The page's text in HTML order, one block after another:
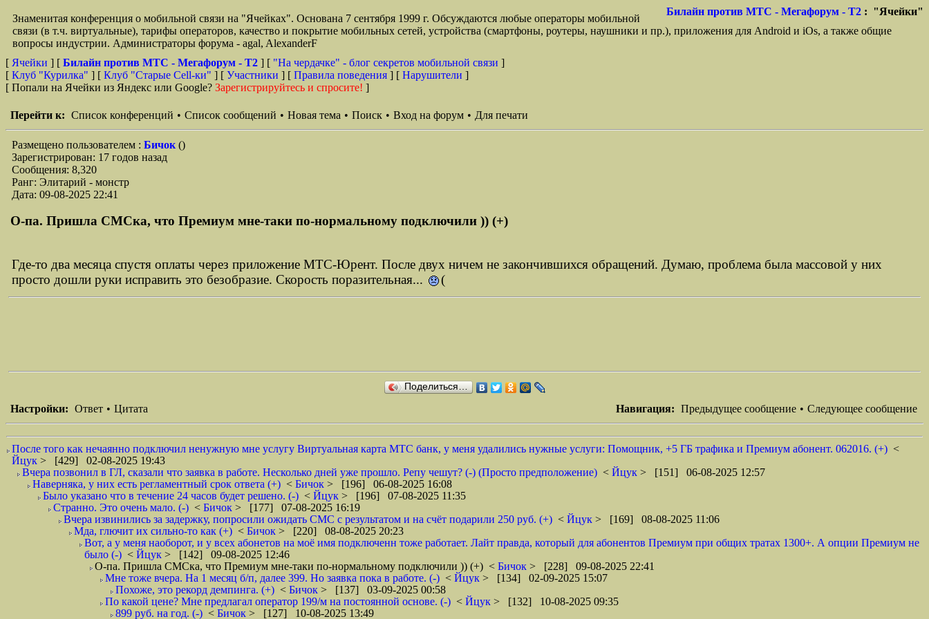
Билайн против МТС - Мегафорум - T2 : "Ячейки"
Знаменитая конференция о мобильной связи на "Ячейках". Основана 7 сентября 1999 г. Обсуждаются любые операторы мобильной
связи (в т.ч. виртуальные), тарифы операторов, качество и покрытие мобильных сетей, устройства (смартфоны, роутеры, наушники и пр.), приложения для Android и iOs, а также общие
вопросы индустрии. Администраторы форума - agal, AlexanderF
[ Ячейки ] [ Билайн против МТС - Мегафорум - T2 ] [ "На чердачке" - блог секретов мобильной связи ]
[ Клуб "Курилка" ] [ Клуб "Старые Сell-ки" ] [ Участники ] [ Правила поведения ] [ Нарушители ]
[ Попали на Ячейки из Яндекс или Google? Зарегистрируйтесь и спросите! ]
Перейти к: Список конференций • Список сообщений • Новая тема • Поиск • Вход на форум • Для печати
Размещено пользователем : Бичок ()
Зарегистрирован: 17 годов назад
Сообщения: 8,320
Ранг: Элитарий - монстр
Дата: 09-08-2025 22:41
О-па. Пришла СМСка, что Премиум мне-таки по-нормальному подключили )) (+)
Где-то два месяца спустя оплаты через приложение МТС-Юрент. После двух ничем не закончившихся обращений. Думаю, проблема была массовой у них
просто дошли руки исправить это безобразие. Скорость поразительная...
(
Поделиться…
Навигация: Предыдущее сообщение • Следующее сообщение
Настройки: Ответ • Цитата
После того как нечаянно подключил ненужную мне услугу Виртуальная карта МТС банк, у меня удалились нужные услуги: Помощник, +5 ГБ трафика и Премиум абонент. 062016. (+) <
Йцук > [429] 02-08-2025 19:43
Вчера позвонил в ГЛ, сказали что заявка в работе. Несколько дней уже прошло. Репу чешут? (-) (Просто предположение) < Йцук > [151] 06-08-2025 12:57
Наверняка, у них есть регламентный срок ответа (+) < Бичок > [196] 06-08-2025 16:08
Было указано что в течение 24 часов будет решено. (-) < Йцук > [196] 07-08-2025 11:35
Странно. Это очень мало. (-) < Бичок > [177] 07-08-2025 16:19
Вчера извинились за задержку, попросили ожидать СМС с результатом и на счёт подарили 250 руб. (+) < Йцук > [169] 08-08-2025 11:06
Мда, глючит их сильно-то как (+) < Бичок > [220] 08-08-2025 20:23
Вот, а у меня наоборот, и у всех абонетов на моё имя подключенн тоже работает. Лайт правда, который для абонентов Премиум при общих тратах 1300+. А опции Премиум не
было (-) < Йцук > [142] 09-08-2025 12:46
О-па. Пришла СМСка, что Премиум мне-таки по-нормальному подключили )) (+) < Бичок > [228] 09-08-2025 22:41
Мне тоже вчера. На 1 месяц б/п, далее 399. Но заявка пока в работе. (-) < Йцук > [134] 02-09-2025 15:07
Похоже, это рекорд демпинга. (+) < Бичок > [137] 03-09-2025 00:58
По какой цене? Мне предлагал оператор 199/м на постоянной основе. (-) < Йцук > [132] 10-08-2025 09:35
899 руб. на год. (-) < Бичок > [127] 10-08-2025 13:49